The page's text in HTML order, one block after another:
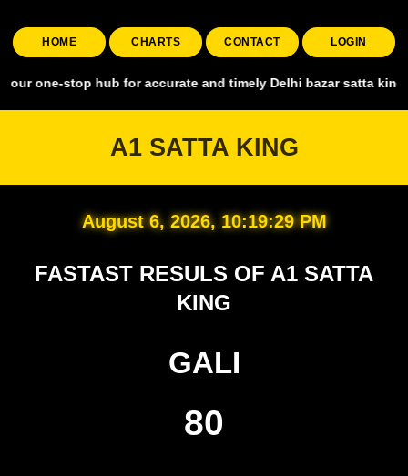
HOME CHARTS CONTACT LOGIN
hub for accurate and timely Delhi bazar satta king,
A1 SATTA KING
August 6, 2026, 10:19:30 PM
FASTAST RESULS OF A1 SATTA
KING
GALI
80